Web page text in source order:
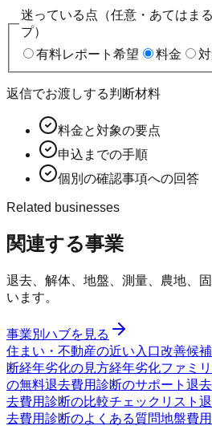
迷っている点（任意・あてはま
プ）
有料レポート希望
料金
返信でお渡しする判断材料
料金と対象の要点
申込までの手順
個別の確認事項への回答
Related businesses
関連する事業
退去、解体、地盤、測量、農地、
います。
事業別ハブを見る
住まい・不動産の近い入口改善候補
断経年劣化の見方経年劣化ファミ
の無料退去費用診断のサポート 退
去費用診断の比較チェックリスト
去費用診断のよくある質問地盤費